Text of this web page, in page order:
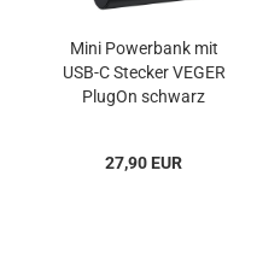
Mini Powerbank mit
USB-C Stecker VEGER
PlugOn schwarz
27,90 EUR